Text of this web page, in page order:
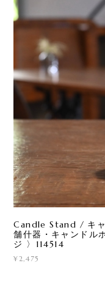
Candle Stand / キャ
舗什器・キャンドル
ジ 〉114514
¥2,475